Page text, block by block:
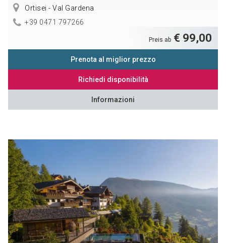
Ortisei - Val Gardena
+39 0471 797266
Preis ab € 99,00
Prenota al miglior prezzo
Richiedi disponibilità
Informazioni